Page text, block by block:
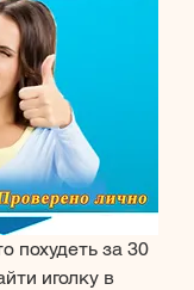
похудеть за 30
иголку в